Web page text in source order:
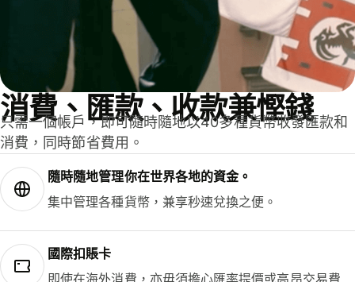
消費、匯款、收款兼慳錢
只需一個帳戶，即可隨時隨地以40多種貨幣收發匯款和
消費，同時節省費用。
隨時隨地管理你在世界各地的資金。
集中管理各種貨幣，兼享秒速兌換之便。
國際扣賬卡